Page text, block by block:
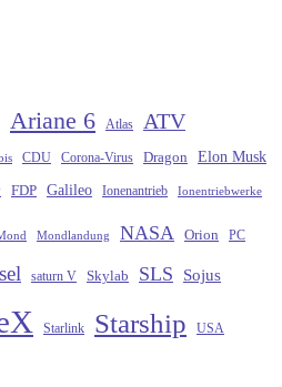
Ariane 6 Atlas ATV
CDU Corona-Virus Dragon Elon Musk
FDP Galileo Ionenantrieb Ionentriebwerke
Mondlandung NASA Orion PC
saturn V Skylab SLS Sojus
Starlink Starship USA